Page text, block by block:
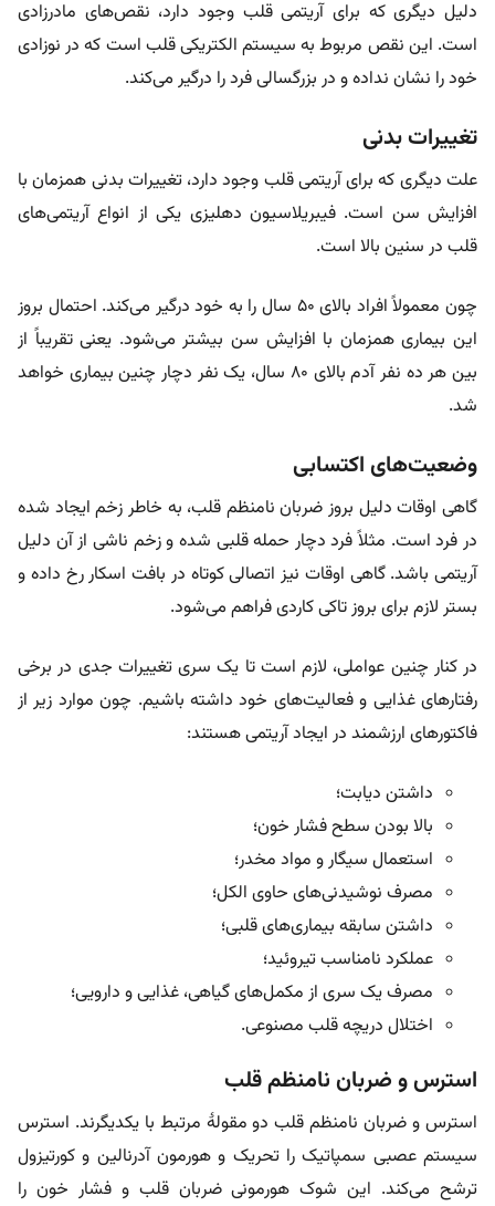
دلیل دیگری که برای آریتمی قلب وجود دارد، نقص‌های مادرزادی
است. این نقص مربوط به سیستم الکتریکی قلب است که در نوزادی
خود را نشان نداده و در بزرگسالی فرد را درگیر می‌کند.
تغییرات بدنی
علت دیگری که برای آریتمی قلب وجود دارد، تغییرات بدنی همزمان با
افزایش سن است. فیبریلاسیون دهلیزی یکی از انواع آریتمی‌های
قلب در سنین بالا است.
چون معمولاً افراد بالای ۵۰ سال را به خود درگیر می‌کند. احتمال بروز
این بیماری همزمان با افزایش سن بیشتر می‌شود. یعنی تقریباً از
بین هر ده نفر آدم بالای ۸۰ سال، یک نفر دچار چنین بیماری خواهد
شد.
وضعیت‌های اکتسابی
گاهی اوقات دلیل بروز ضربان نامنظم قلب، به خاطر زخم ایجاد شده
در فرد است. مثلاً فرد دچار حمله قلبی شده و زخم ناشی از آن دلیل
آریتمی باشد. گاهی اوقات نیز اتصالی کوتاه در بافت اسکار رخ داده و
بستر لازم برای بروز تاکی کاردی فراهم می‌شود.
در کنار چنین عواملی، لازم است تا یک سری تغییرات جدی در برخی
رفتار‌های غذایی و فعالیت‌های خود داشته باشیم. چون موارد زیر از
فاکتور‌های ارزشمند در ایجاد آریتمی هستند:
داشتن دیابت؛
بالا بودن سطح فشار خون؛
استعمال سیگار و مواد مخدر؛
مصرف نوشیدنی‌های حاوی الکل؛
داشتن سابقه بیماری‌های قلبی؛
عملکرد نامناسب تیروئید؛
مصرف یک سری از مکمل‌های گیاهی، غذایی و دارویی؛
اختلال دریچه قلب مصنوعی.
استرس و ضربان نامنظم قلب
استرس و ضربان نامنظم قلب دو مقولۀ مرتبط با یکدیگرند. استرس
سیستم عصبی سمپاتیک را تحریک و هورمون‌ آدرنالین و کورتیزول
ترشح می‌کند. این شوک هورمونی ضربان قلب و فشار خون را